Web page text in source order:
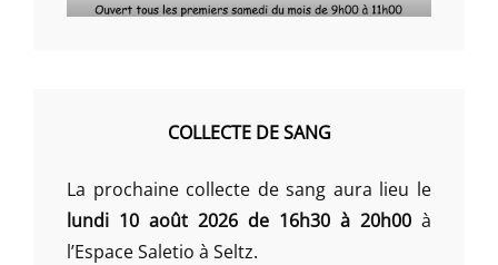
COLLECTE DE SANG
La prochaine collecte de sang aura lieu le
lundi 10 août 2026 de 16h30 à 20h00 à
l’Espace Saletio à Seltz.